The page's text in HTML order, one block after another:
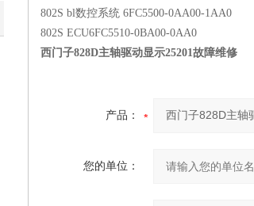
802S bl数控系统 6FC5500-0AA00-1AA0
802S ECU6FC5510-0BA00-0AA0
西门子828D主轴驱动显示25201故障维修
产品：
您的单位：